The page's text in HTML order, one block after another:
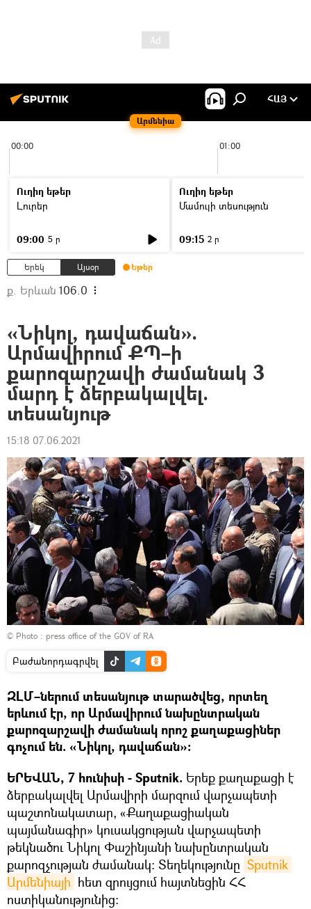
Արմենիա
ՀԱՅ
00:00 01:00
Ուղիղ եթեր
Լուրեր
09:00 5 ր
Ուղիղ եթեր
Մամուլի տեսություն
09:15 2 ր
Երեկ Այսօր Եթեր
ք. Երևան 106.0
«Նիկոլ, դավաճան».
Արմավիրում ՔՊ–ի
քարոզարշավի ժամանակ 3
մարդ է ձերբակալվել.
տեսանյութ
15:18 07.06.2021
© Photo : press office of the GOV of RA
Բաժանորդագրվել
ԶԼՄ–ներում տեսանյութ տարածվեց, որտեղ
երևում էր, որ Արմավիրում նախընտրական
քարոզարշավի ժամանակ որոշ քաղաքացիներ
գոչում են. «Նիկոլ, դավաճան»։
ԵՐԵՎԱՆ, 7 հունիսի - Sputnik. Երեք քաղաքացի է
ձերբակալվել Արմավիրի մարզում վարչապետի
պաշտոնակատար, «Քաղաքացիական
պայմանագիր» կուսակցության վարչապետի
թեկնածու Նիկոլ Փաշինյանի նախընտրական
քարոզչության ժամանակ։ Տեղեկությունը Sputnik
Արմենիայի հետ զրույցում հայտնեցին ՀՀ
ոստիկանությունից։